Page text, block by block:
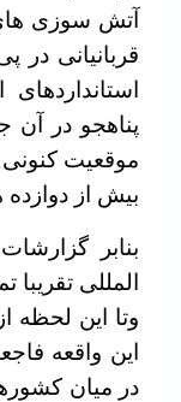
آتش سوزی
قربانیانی
پناهجو در آن
موقعیت کنونی
بیش از
بنابر
المللی تقریبا
وتا این لحظه
این واقعه
در میان